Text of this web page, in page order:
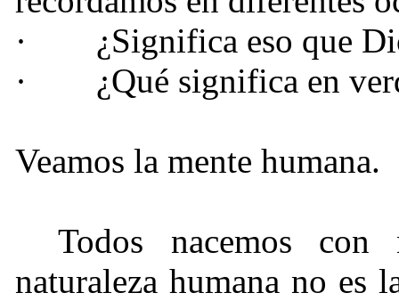
·
¿Significa eso que
·
¿Qué significa en
Veamos la mente humana.
Todos nacemos con
naturaleza humana no es